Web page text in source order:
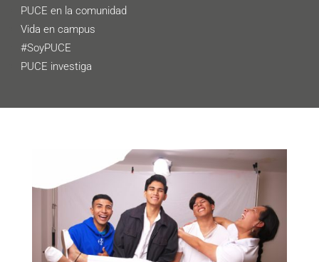
PUCE en la comunidad
Vida en campus
#SoyPUCE
PUCE investiga